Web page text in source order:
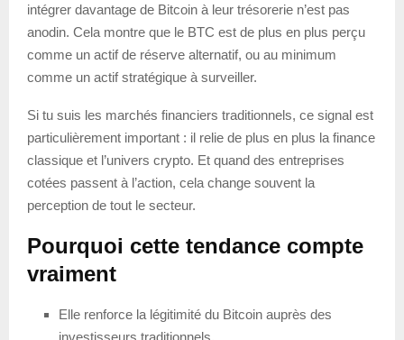
intégrer davantage de Bitcoin à leur trésorerie n’est pas
anodin. Cela montre que le BTC est de plus en plus perçu
comme un actif de réserve alternatif, ou au minimum
comme un actif stratégique à surveiller.
Si tu suis les marchés financiers traditionnels, ce signal est
particulièrement important : il relie de plus en plus la finance
classique et l’univers crypto. Et quand des entreprises
cotées passent à l’action, cela change souvent la
perception de tout le secteur.
Pourquoi cette tendance compte
vraiment
Elle renforce la légitimité du Bitcoin auprès des
investisseurs traditionnels.